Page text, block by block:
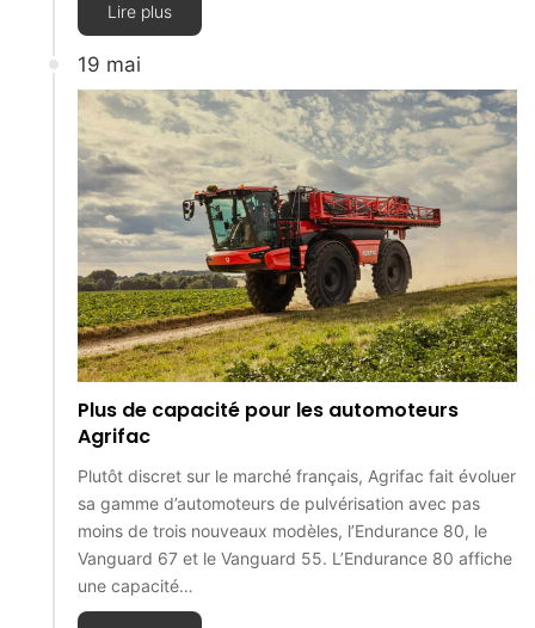
Lire plus
19 mai
Plus de capacité pour les automoteurs
Agrifac
Plutôt discret sur le marché français, Agrifac fait évoluer
sa gamme d’automoteurs de pulvérisation avec pas
moins de trois nouveaux modèles, l’Endurance 80, le
Vanguard 67 et le Vanguard 55. L’Endurance 80 affiche
une capacité…